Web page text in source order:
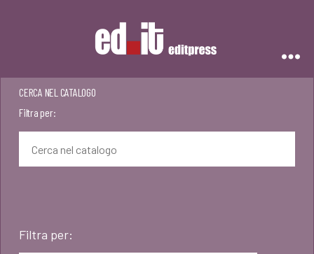
CERCA NEL CATALOGO
Filtra per:
Filtra per: